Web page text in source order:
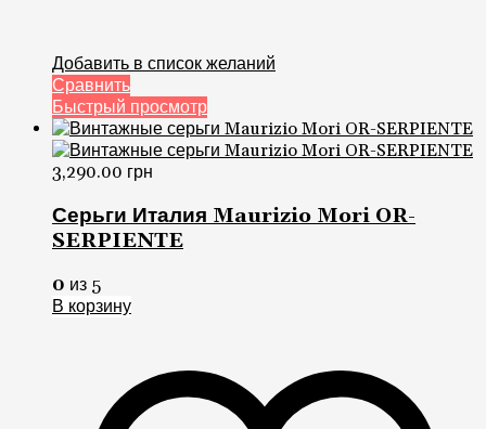
Добавить в список желаний
Сравнить
Быстрый просмотр
3,290.00 грн
Серьги Италия Maurizio Mori OR-
SERPIENTE
0 из 5
В корзину